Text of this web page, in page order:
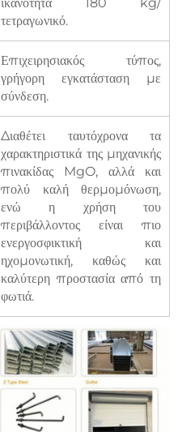
ικανότητα 180 kg/
τετραγωνικό.
Επιχειρησιακός τύπος,
γρήγορη εγκατάσταση με
σύνδεση.
Διαθέτει ταυτόχρονα τα
χαρακτηριστικά της μηχανικής
πινακίδας MgO, αλλά και
πολύ καλή θερμομόνωση,
ενώ η χρήση του
περιβάλλοντος είναι πιο
ενεργοσφικτική και
ηχομονωτική, καθώς και
καλύτερη προστασία από τη
φωτιά.